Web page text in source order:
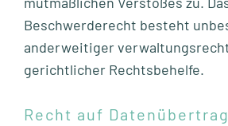
Beschwerderecht besteht
anderweitiger
gerichtlicher Rechtsbehelfe.
Recht auf